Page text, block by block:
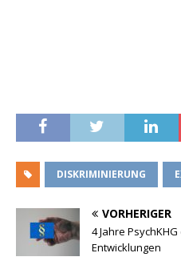
DISKRIMINIERUNG
VORHERIGER
4 Jahre
Entwicklungen